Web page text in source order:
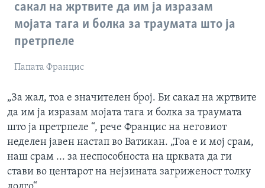
сакал на жртвите да им ја изразам
мојата тага и болка за траумата што ја
претрпеле
Папата Францис
„За жал, тоа е значителен број. Би сакал на жртвите
да им ја изразам мојата тага и болка за траумата
што ја претрпеле “, рече Францис на неговиот
неделен јавен настап во Ватикан. „Тоа е и мој срам,
наш срам ... за неспособноста на црквата да ги
стави во центарот на нејзината загриженост толку